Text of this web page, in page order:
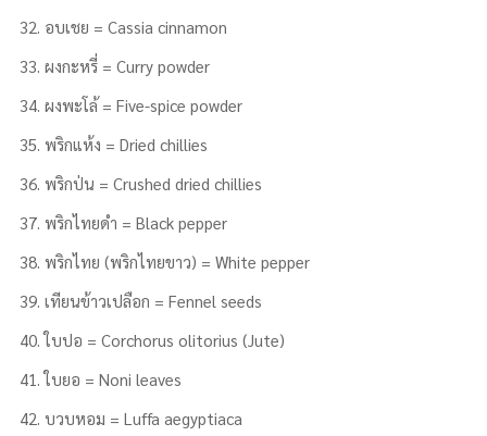
อบเชย = Cassia cinnamon
ผงกะหรี่ = Curry powder
ผงพะโล้ = Five-spice powder
พริกแห้ง = Dried chillies
พริกป่น = Crushed dried chillies
พริกไทยดำ = Black pepper
พริกไทย (พริกไทยขาว) = White pepper
เทียนข้าวเปลือก = Fennel seeds
ใบปอ = Corchorus olitorius (Jute)
ใบยอ = Noni leaves
บวบหอม = Luffa aegyptiaca